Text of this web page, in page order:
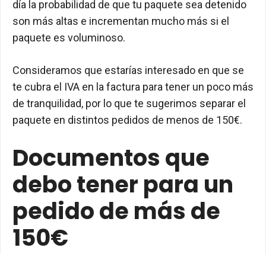
día la probabilidad de que tu paquete sea detenido
son más altas e incrementan mucho más si el
paquete es voluminoso.
Consideramos que estarías interesado en que se
te cubra el IVA en la factura para tener un poco más
de tranquilidad, por lo que te sugerimos separar el
paquete en distintos pedidos de menos de 150€.
Documentos que
debo tener para un
pedido de más de
150€